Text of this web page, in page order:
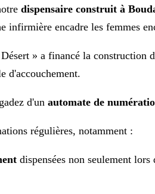
dispensaire construit à
encadre les femmes
» a financé la construction
d'accouchement.
d'un automate de
régulières, notamment :
dispensées non seulement